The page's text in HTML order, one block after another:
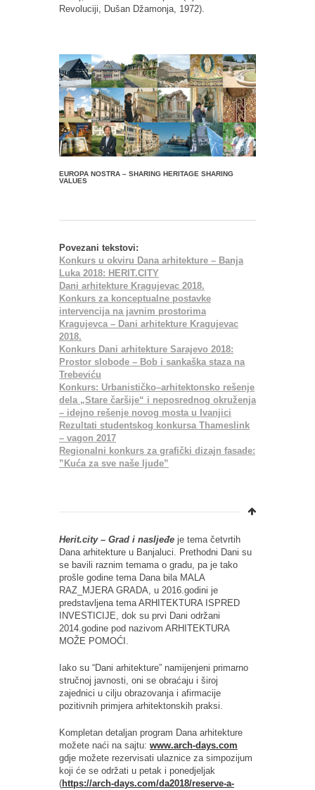
Revoluciji, Dušan Džamonja, 1972).
EUROPA NOSTRA – SHARING HERITAGE SHARING
VALUES
Povezani tekstovi:
Konkurs u okviru Dana arhitekture – Banja
Luka 2018: HERIT.CITY
Dani arhitekture Kragujevac 2018.
Konkurs za konceptualne postavke
intervencija na javnim prostorima
Kragujevca – Dani arhitekture Kragujevac
2018.
Konkurs Dani arhitekture Sarajevo 2018:
Prostor slobode – Bob i sankaška staza na
Trebeviću
Konkurs: Urbanističko–arhitektonsko rešenje
dela „Stare čaršije“ i neposrednog okruženja
– idejno rešenje novog mosta u Ivanjici
Rezultati studentskog konkursa Thameslink
– vagon 2017
Regionalni konkurs za grafički dizajn fasade:
”Kuća za sve naše ljude”
Herit.city – Grad i nasljeđe je tema četvrtih
Dana arhitekture u Banjaluci. Prethodni Dani su
se bavili raznim temama o gradu, pa je tako
prošle godine tema Dana bila MALA
RAZ_MJERA GRADA, u 2016.godini je
predstavljena tema ARHITEKTURA ISPRED
INVESTICIJE, dok su prvi Dani održani
2014.godine pod nazivom ARHITEKTURA
MOŽE POMOĆI.
Iako su “Dani arhitekture” namijenjeni primarno
stručnoj javnosti, oni se obraćaju i široj
zajednici u cilju obrazovanja i afirmacije
pozitivnih primjera arhitektonskih praksi.
Kompletan detaljan program Dana arhitekture
možete naći na sajtu: www.arch-days.com
gdje možete rezervisati ulaznice za simpozijum
koji će se održati u petak i ponedjeljak
(https://arch-days.com/da2018/reserve-a-